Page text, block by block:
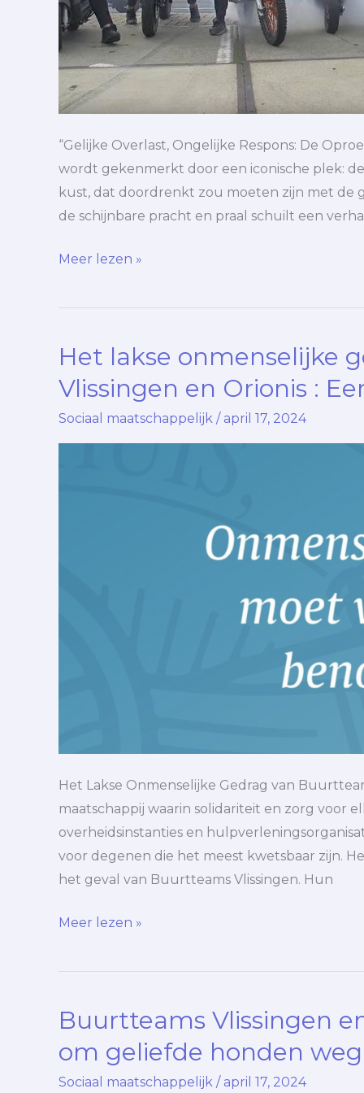
“Gelijke Overlast, Ongelijke Respons: De
wordt gekenmerkt door een iconische plek:
kust, dat doordrenkt zou moeten zijn met de
de schijnbare pracht en praal schuilt een
Meer lezen »
Het lakse onmenselijke
Vlissingen en Orionis :
Sociaal maatschappelijk / april 17, 2024
Het Lakse Onmenselijke Gedrag van
maatschappij waarin solidariteit en zorg voor
overheidsinstanties en
voor degenen die het meest kwetsbaar zijn.
het geval van Buurtteams Vlissingen. Hun
Het
lakse
onmenselijke
gedrag
van
Meer lezen »
Buurtteams Vlissingen
om geliefde honden
Sociaal maatschappelijk / april 17, 2024
Buurtteams
en
Orionis